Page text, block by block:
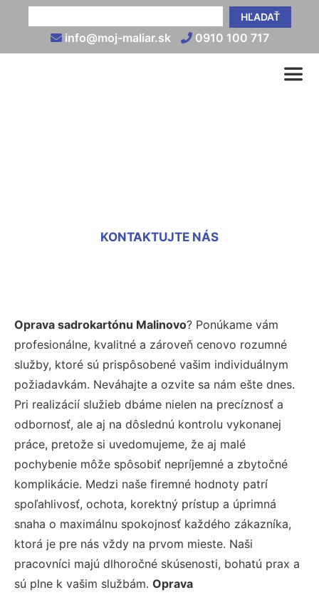
HĽADAŤ
info@moj-maliar.sk 0910 100 717
KONTAKTUJTE NÁS
Oprava sadrokartónu Malinovo? Ponúkame vám
profesionálne, kvalitné a zároveň cenovo rozumné
služby, ktoré sú prispôsobené vašim individuálnym
požiadavkám. Neváhajte a ozvite sa nám ešte dnes.
Pri realizácií služieb dbáme nielen na precíznosť a
odbornosť, ale aj na dôslednú kontrolu vykonanej
práce, pretože si uvedomujeme, že aj malé
pochybenie môže spôsobiť nepríjemné a zbytočné
komplikácie. Medzi naše firemné hodnoty patrí
spoľahlivosť, ochota, korektný prístup a úprimná
snaha o maximálnu spokojnosť každého zákazníka,
ktorá je pre nás vždy na prvom mieste. Naši
pracovníci majú dlhoročné skúsenosti, bohatú prax a
sú plne k vašim službám. Oprava